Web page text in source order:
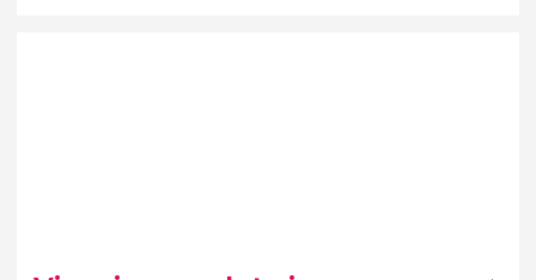
839 opinioni